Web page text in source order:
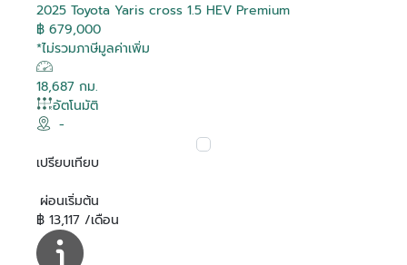
2025 Toyota Yaris cross 1.5 HEV Premium
฿ 679,000
*ไม่รวมภาษีมูลค่าเพิ่ม
18,687 กม.
อัตโนมัติ
-
เปรียบเทียบ
ผ่อนเริ่มต้น
฿ 13,117 /เดือน